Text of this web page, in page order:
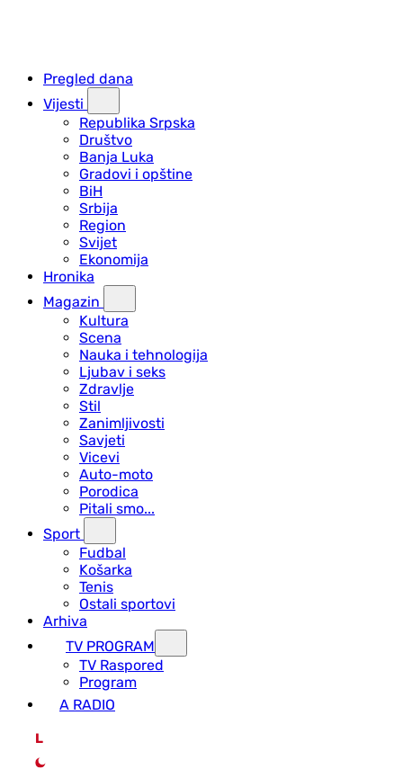
Pregled dana
Vijesti
Republika Srpska
Društvo
Banja Luka
Gradovi i opštine
BiH
Srbija
Region
Svijet
Ekonomija
Hronika
Magazin
Kultura
Scena
Nauka i tehnologija
Ljubav i seks
Zdravlje
Stil
Zanimljivosti
Savjeti
Vicevi
Auto-moto
Porodica
Pitali smo...
Sport
Fudbal
Košarka
Tenis
Ostali sportovi
Arhiva
TV PROGRAM
ТV Raspored
Program
A RADIO
L